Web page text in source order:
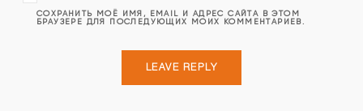
СОХРАНИТЬ МОЁ ИМЯ, EMAIL И АДРЕС САЙТА В ЭТОМ
БРАУЗЕРЕ ДЛЯ ПОСЛЕДУЮЩИХ МОИХ КОММЕНТАРИЕВ.